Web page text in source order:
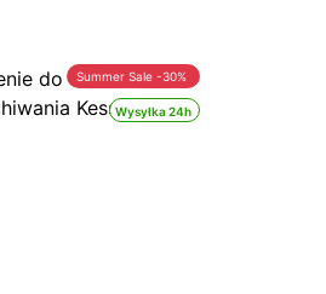
Wysyłka 24h
Summer Sale -30%